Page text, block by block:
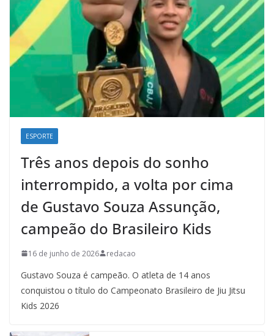
ESPORTE
Três anos depois do sonho
interrompido, a volta por cima
de Gustavo Souza Assunção,
campeão do Brasileiro Kids
16 de junho de 2026 redacao
Gustavo Souza é campeão. O atleta de 14 anos
conquistou o título do Campeonato Brasileiro de Jiu Jitsu
Kids 2026